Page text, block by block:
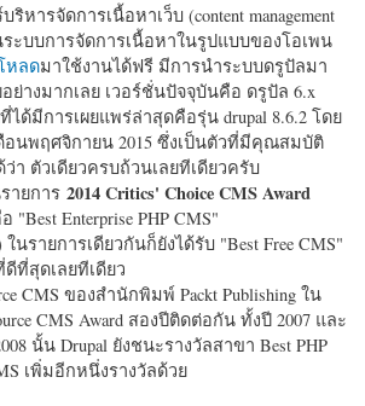
หารจัดการเนื้อหาเว็บ (content management
ระบบการจัดการเนื้อหาในรูปแบบของโอเพน
หลดมาใช้งานได้ฟรี มีการนำระบบดรูปัลมา
ย่างมากเลย เวอร์ชั่นปัจจุบันคือ ดรูปัล 6.x
ด้มีการเผยแพร่ล่าสุดคือรุ่น drupal 8.6.2 โดย
อนพฤศจิกายน 2015 ซึ่งเป็นตัวที่มีคุณสมบัติ
ว่า ตัวเดียวครบถ้วนเลยทีเดียวครับ
ยการ 2014 Critics' Choice CMS Award
"Best Enterprise PHP CMS"
ในรายการเดียวกันก็ยังได้รับ "Best Free CMS"
ดีที่สุดเลยทีเดียว
CMS ของสำนักพิมพ์ Packt Publishing ใน
CMS Award สองปีติดต่อกัน ทั้งปี 2007 และ
นั้น Drupal ยังชนะรางวัลสาขา Best PHP
เพิ่มอีกหนึ่งรางวัลด้วย